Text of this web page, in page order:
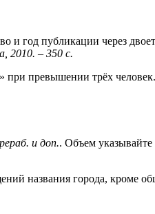
и год публикации через
2010. – 350 с.
при превышении трёх
и доп.. Объем
названия города,